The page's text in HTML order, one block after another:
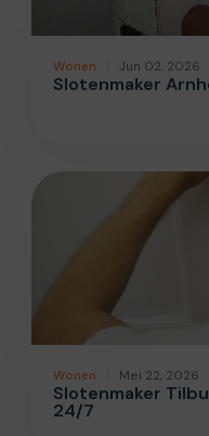
Wonen Jun 02, 2026
Slotenmaker
Wonen Mei 22, 2026
Slotenmaker
24/7